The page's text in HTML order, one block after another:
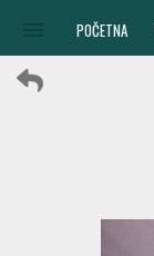
POČETNA